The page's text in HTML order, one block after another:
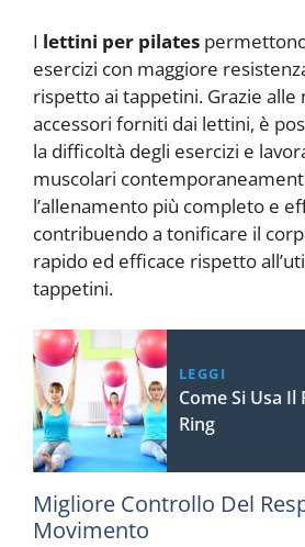
I lettini per pilates
esercizi con maggiore
rispetto ai tappetini. Grazie alle
accessori forniti dai lettini, è
la difficoltà degli esercizi e
muscolari
l’allenamento più completo e
contribuendo a tonificare il
rapido ed efficace rispetto
tappetini.
LEGGI
Come Si Usa Il
Ring
Migliore Controllo Del
Movimento